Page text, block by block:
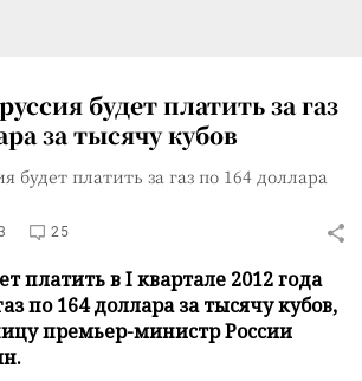
будет платить за газ
за тысячу кубов
будет платить за газ по 164 доллара
25
платить в I квартале 2012 года
по 164 доллара за тысячу кубов,
премьер-министр России